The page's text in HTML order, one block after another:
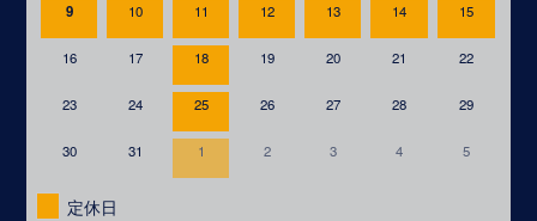
9 10 11 12 13 14 15
16 17 18 19 20 21 22
23 24 25 26 27 28 29
30 31 1 2 3 4 5
定休日